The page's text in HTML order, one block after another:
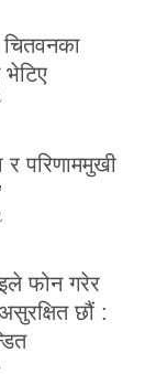
चितवनका
परिणाममुखी
फोन गरेर
छौं :